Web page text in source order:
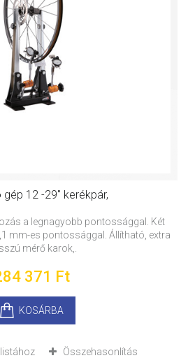
12 -29" kerékpár,
a legnagyobb pontossággal. Két
mm-es pontossággal. Állítható, extra
mérő karok,.
371 Ft‎
KOSÁRBA
Összehasonlítás